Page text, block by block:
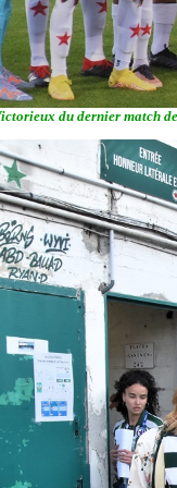
du dernier match